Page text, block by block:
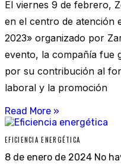
El viernes 9 de febrero,
en el centro de atención
2023» organizado por
evento, la compañía fue
por su contribución al
laboral y la promoción
Read More »
EFICIENCIA ENERGÉTICA
8 de enero de 2024 No